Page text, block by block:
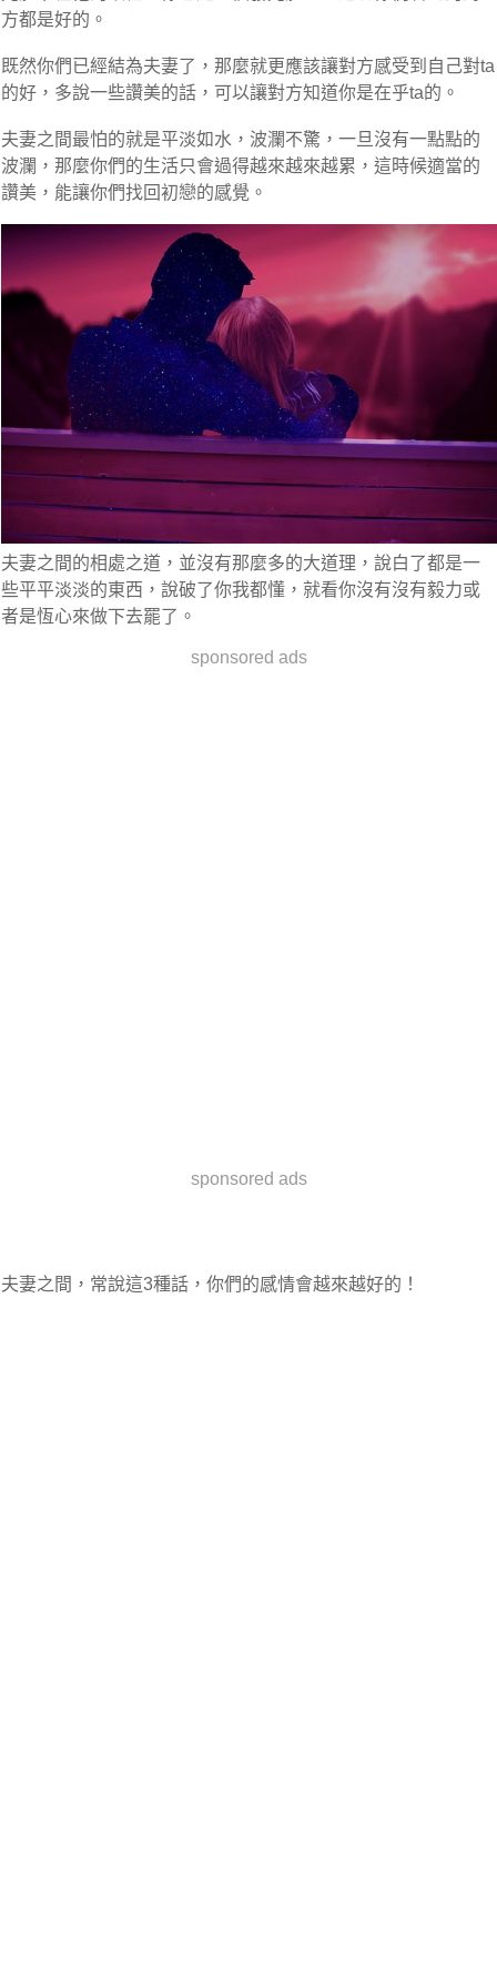
方都是好的。
既然你們已經結為夫妻了，那麼就更應該讓對方感受到自己對ta
的好，多說一些讚美的話，可以讓對方知道你是在乎ta的。
夫妻之間最怕的就是平淡如水，波瀾不驚，一旦沒有一點點的
波瀾，那麼你們的生活只會過得越來越來越累，這時候適當的
讚美，能讓你們找回初戀的感覺。
夫妻之間的相處之道，並沒有那麼多的大道理，說白了都是一
些平平淡淡的東西，說破了你我都懂，就看你沒有沒有毅力或
者是恆心來做下去罷了。
sponsored ads
sponsored ads
夫妻之間，常說這3種話，你們的感情會越來越好的！